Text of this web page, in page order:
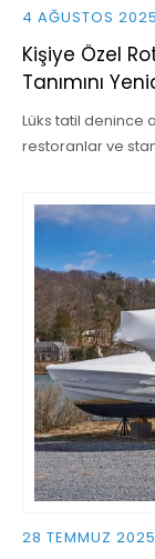
4 AĞUSTOS 2025
Kişiye Özel
Tanımını
Lüks tatil denince
restoranlar ve
28 TEMMUZ 2025